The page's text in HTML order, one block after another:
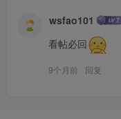
wsfao101
看帖必回
9个月前 回复